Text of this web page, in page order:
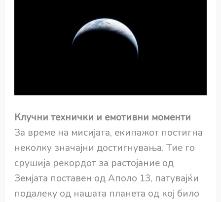
Клучни технички и емотивни моменти
За време на мисијата, екипажот постигна
неколку значајни достигнувања. Тие го
срушија рекордот за растојание од
Земјата поставен од Аполо 13, патувајќи
подалеку од нашата планета од кој било